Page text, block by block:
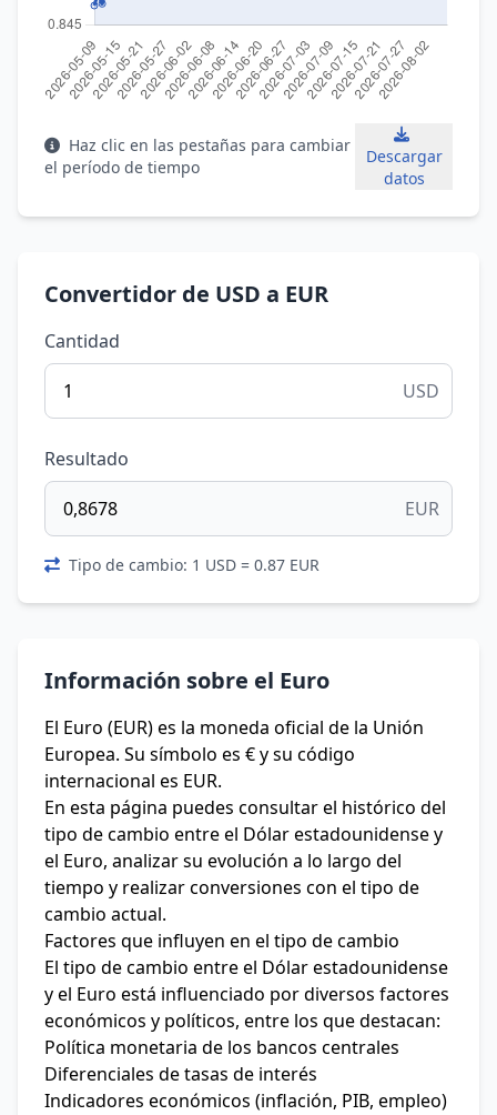
Haz clic en las pestañas para cambiar
el período de tiempo
Descargar
datos
Convertidor de USD a EUR
Cantidad
USD
Resultado
EUR
Tipo de cambio: 1 USD = 0.87 EUR
Información sobre el Euro
El Euro (EUR) es la moneda oficial de la Unión
Europea. Su símbolo es € y su código
internacional es EUR.
En esta página puedes consultar el histórico del
tipo de cambio entre el Dólar estadounidense y
el Euro, analizar su evolución a lo largo del
tiempo y realizar conversiones con el tipo de
cambio actual.
Factores que influyen en el tipo de cambio
El tipo de cambio entre el Dólar estadounidense
y el Euro está influenciado por diversos factores
económicos y políticos, entre los que destacan:
Política monetaria de los bancos centrales
Diferenciales de tasas de interés
Indicadores económicos (inflación, PIB, empleo)